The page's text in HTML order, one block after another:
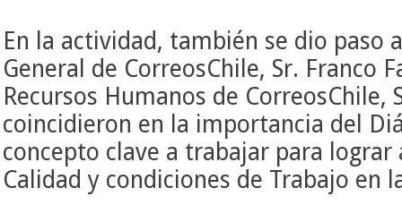
En la actividad, también se dio paso
General de CorreosChile, Sr. Franco
Recursos Humanos de CorreosChile,
coincidieron en la importancia del
concepto clave a trabajar para lograr
Calidad y condiciones de Trabajo en